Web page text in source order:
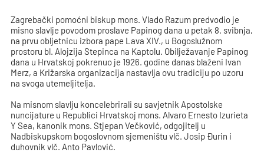
Zagrebački pomoćni biskup mons. Vlado Razum predvodio je
misno slavlje povodom proslave Papinog dana u petak 8. svibnja,
na prvu obljetnicu izbora pape Lava XIV., u Bogoslužnom
prostoru bl. Alojzija Stepinca na Kaptolu. Obilježavanje Papinog
dana u Hrvatskoj pokrenuo je 1926. godine danas blaženi Ivan
Merz, a Križarska organizacija nastavlja ovu tradiciju po uzoru
na svoga utemeljitelja.
Na misnom slavlju koncelebrirali su savjetnik Apostolske
nuncijature u Republici Hrvatskoj mons. Alvaro Ernesto Izurieta
Y Sea, kanonik mons. Stjepan Večković, odgojitelj u
Nadbiskupskom bogoslovnom sjemeništu vlč. Josip Đurin i
duhovnik vlč. Anto Pavlović.